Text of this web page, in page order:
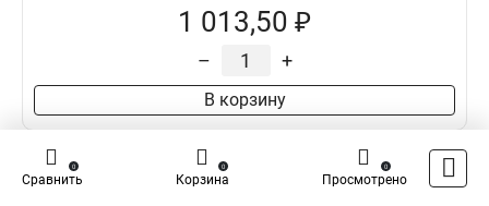
1 013,50 ₽
– +
В корзину
Сравнить
0
Корзина
0
Просмотрено
0